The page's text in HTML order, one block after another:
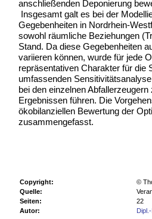
anschließenden Deponierung
Insgesamt galt es bei der
Gegebenheiten in Nordrhein-
sowohl räumliche Beziehungen
Stand. Da diese Gegebenheiten
variieren können, wurde für jede
repräsentativen Charakter für die
umfassenden
bei den einzelnen
Ergebnissen führen. Die
ökobilanziellen Bewertung der
zusammengefasst.
Copyright:
©
Quelle:
Seiten:
22
Autor: